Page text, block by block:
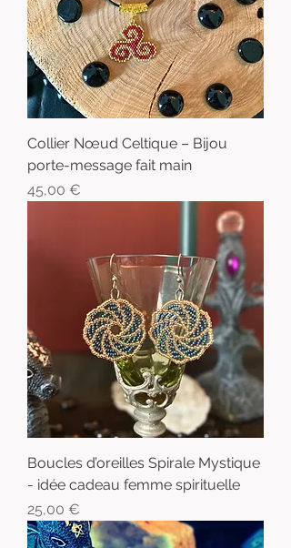
Collier Nœud Celtique – Bijou
porte-message fait main
Prix
45,00 €
Boucles d’oreilles Spirale Mystique
- idée cadeau femme spirituelle
Prix
25,00 €